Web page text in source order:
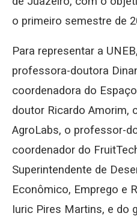
o primeiro semestre de
Para representar a
professora-doutora
coordenadora do
doutor Ricardo Amorim,
AgroLabs, o professor-
coordenador do
Superintendente de
Econômico, Emprego e
Iuric Pires Martins, e do